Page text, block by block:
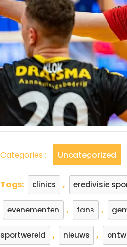
Categories : Uncategorized
Tags: clinics , eredivisie
evenementen , fans ,
sportwereld , nieuws ,